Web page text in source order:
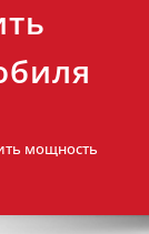
мощность